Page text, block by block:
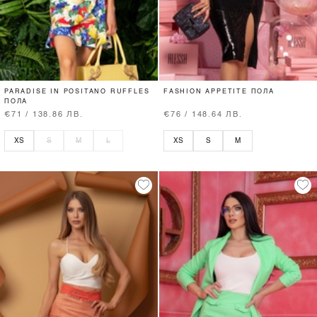
PARADISE IN POSITANO RUFFLES
ПОЛА
€71 / 138.86 ЛВ.
XS S M L
FASHION APPETITE ПОЛА
€76 / 148.64 ЛВ.
XS S M